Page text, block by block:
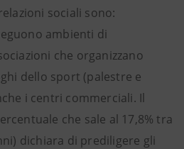
sociali sono:
ambienti di
che organizzano
dello sport (palestre e
i centri commerciali. Il
che sale al 17,8% tra
dichiara di prediligere gli